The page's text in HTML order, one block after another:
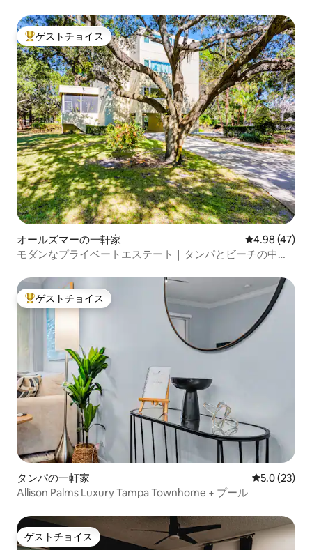
大好評のゲストチョイスです。
ゲストチョイス
オールズマーの一軒家 レビュー47
4.98 (47)
モダンなプライベートエステート｜タンパとビーチの中心
大好評のゲストチョイスです。
ゲストチョイス
タンパの一軒家 レビュー23
5.0 (23)
Allison Palms Luxury Tampa Townhome + プール
ゲストチョイス
ゲストチョイス